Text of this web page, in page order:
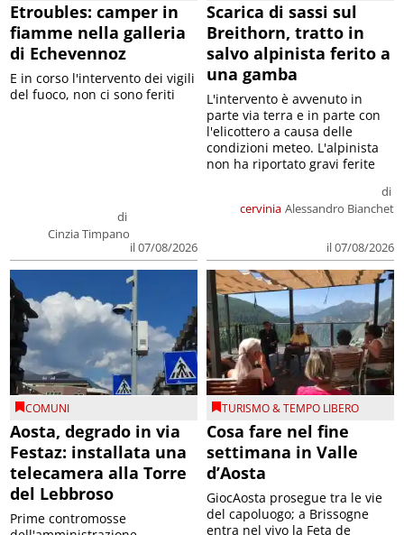
Etroubles: camper in
fiamme nella galleria
di Echevennoz
di
Cinzia Timpano
il 07/08/2026
E in corso l'intervento dei vigili
del fuoco, non ci sono feriti
Scarica di sassi sul
Breithorn, tratto in
salvo alpinista ferito a
una gamba
cervinia
di
Alessandro Bianchet
il 07/08/2026
L'intervento è avvenuto in
parte via terra e in parte con
l'elicottero a causa delle
condizioni meteo. L'alpinista
non ha riportato gravi ferite
COMUNI
Aosta, degrado in via
Festaz: installata una
telecamera alla Torre
del Lebbroso
Prime contromosse
TURISMO & TEMPO LIBERO
Cosa fare nel fine
settimana in Valle
d’Aosta
GiocAosta prosegue tra le vie
del capoluogo; a Brissogne
entra nel vivo la Feta de